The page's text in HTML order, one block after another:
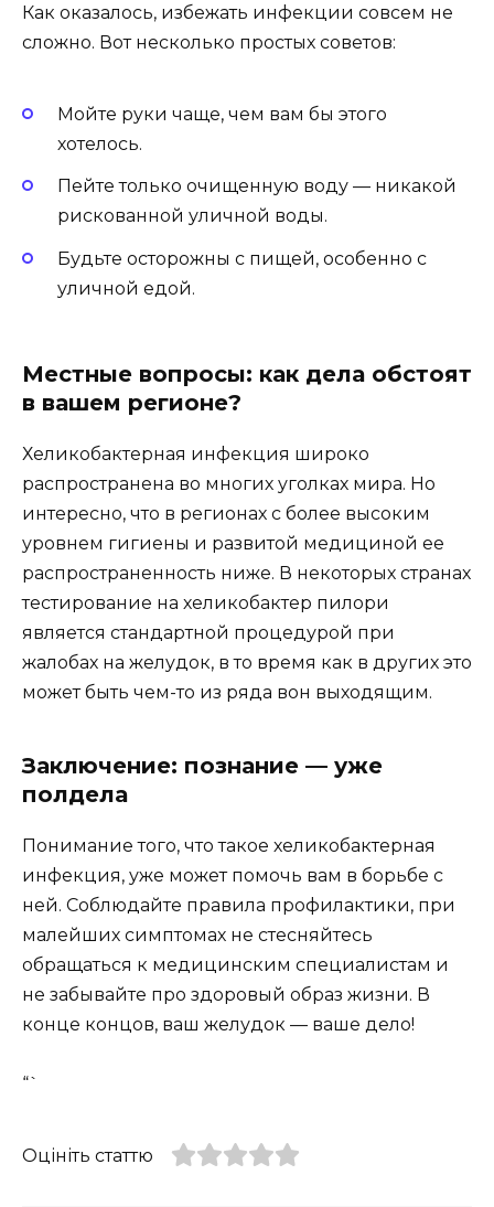
Как оказалось, избежать инфекции совсем не
сложно. Вот несколько простых советов:
Мойте руки чаще, чем вам бы этого
хотелось.
Пейте только очищенную воду — никакой
рискованной уличной воды.
Будьте осторожны с пищей, особенно с
уличной едой.
Местные вопросы: как дела обстоят
в вашем регионе?
Хеликобактерная инфекция широко
распространена во многих уголках мира. Но
интересно, что в регионах с более высоким
уровнем гигиены и развитой медициной ее
распространенность ниже. В некоторых странах
тестирование на хеликобактер пилори
является стандартной процедурой при
жалобах на желудок, в то время как в других это
может быть чем-то из ряда вон выходящим.
Заключение: познание — уже
полдела
Понимание того, что такое хеликобактерная
инфекция, уже может помочь вам в борьбе с
ней. Соблюдайте правила профилактики, при
малейших симптомах не стесняйтесь
обращаться к медицинским специалистам и
не забывайте про здоровый образ жизни. В
конце концов, ваш желудок — ваше дело!
“`
Оцініть статтю